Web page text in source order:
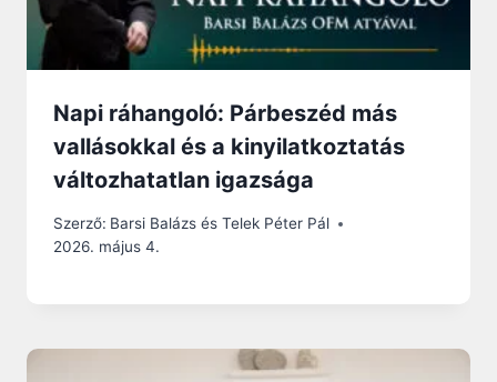
Napi ráhangoló: Párbeszéd más
vallásokkal és a kinyilatkoztatás
változhatatlan igazsága
Szerző: Barsi Balázs és Telek Péter Pál
2026. május 4.